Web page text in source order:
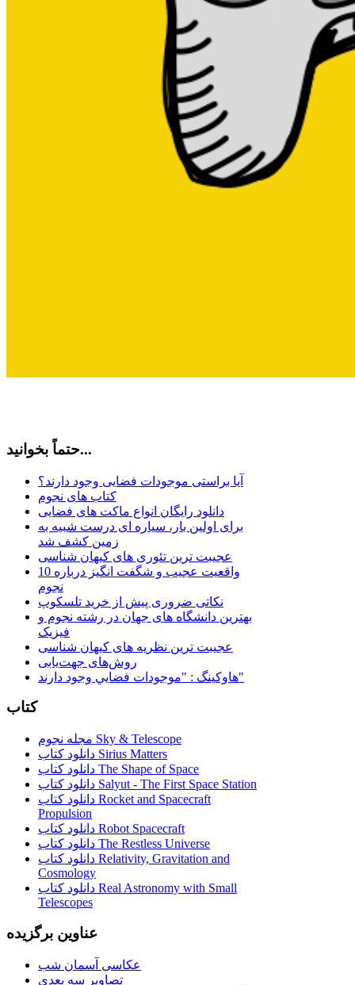
حتماً بخوانید...
آیا براستی موجودات فضایی وجود دارند؟
کتاب های نجوم
دانلود رایگان انواع ماکت های فضایی
برای اولین بار، سیاره ای درست شبیه به
زمین کشف شد
عجیبت ترین تئوری های کیهان شناسی
10 واقعیت عجیب و شگفت انگیز درباره
نجوم
نکاتی ضروری پیش از خرید تلسکوپ
بهترین دانشگاه های جهان در رشته نجوم و
فیزیک
عجیبت ترین نظریه های کیهان شناسی
روش‌های جهت‌یابی
هاوكينگ : "موجودات فضايي وجود دارند"
کتاب
مجله نجوم Sky & Telescope
دانلود کتاب Sirius Matters
دانلود کتاب The Shape of Space
دانلود کتاب Salyut - The First Space Station
دانلود کتاب Rocket and Spacecraft
Propulsion
دانلود کتاب Robot Spacecraft
دانلود کتاب The Restless Universe
دانلود کتاب Relativity, Gravitation and
Cosmology
دانلود کتاب Real Astronomy with Small
Telescopes
عناوین برگزیده
عکاسی آسمان شب
تصاویر سه بعدی